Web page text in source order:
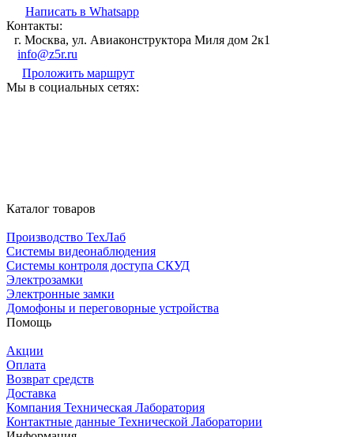
Написать в Whatsapp
Контакты:
г. Москва, ул. Авиаконструктора Миля дом 2к1
info@z5r.ru
Проложить маршрут
Мы в социальных сетях:
Каталог товаров
Производство ТехЛаб
Системы видеонаблюдения
Системы контроля доступа СКУД
Электрозамки
Электронные замки
Домофоны и переговорные устройства
Помощь
Акции
Оплата
Возврат средств
Доставка
Компания Техническая Лаборатория
Контактные данные Технической Лаборатории